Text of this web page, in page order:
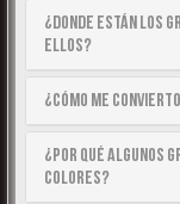
¿Donde están los
ellos?
¿Cómo me
¿Por qué algunos
colores?